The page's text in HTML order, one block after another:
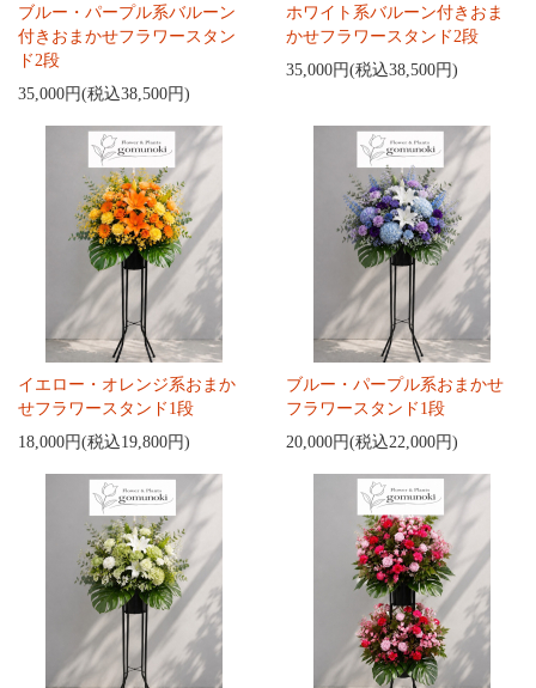
ブルー・パープル系バルーン
付きおまかせフラワースタン
ド2段
35,000円(税込38,500円)
ホワイト系バルーン付きおま
かせフラワースタンド2段
35,000円(税込38,500円)
イエロー・オレンジ系おまか
せフラワースタンド1段
18,000円(税込19,800円)
ブルー・パープル系おまかせ
フラワースタンド1段
20,000円(税込22,000円)